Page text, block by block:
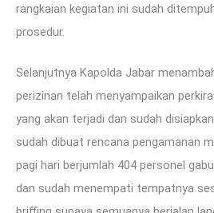
rangkaian kegiatan ini sudah
prosedur.
Selanjutnya Kapolda Jabar
perizinan telah menyampaikan
yang akan terjadi dan sudah
sudah dibuat rencana pengamanan
pagi hari berjumlah 404 personel
dan sudah menempati tempatnya